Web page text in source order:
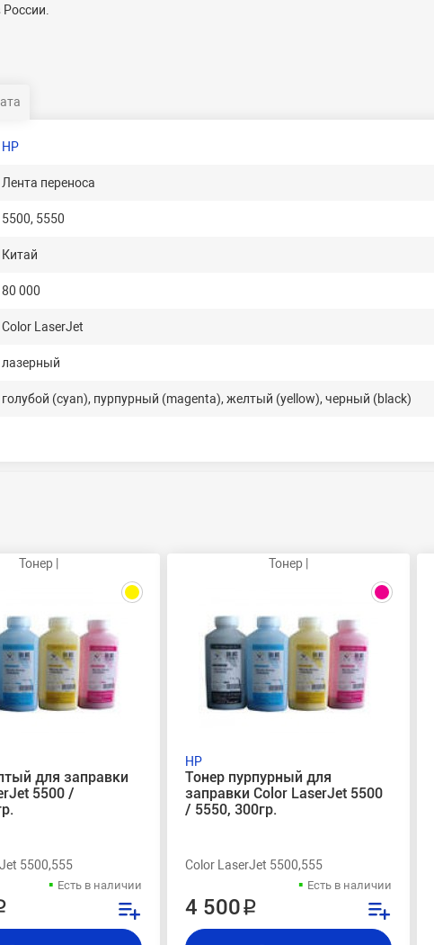
HP
Лента переноса
5500, 5550
Китай
80 000
Color LaserJet
лазерный
голубой (cyan), пурпурный (magenta), желтый (yellow), черный (black)
Тонер |
для заправки
5500 /
5500,555
Есть в наличии
Тонер |
HP
Тонер пурпурный для
заправки Color LaserJet 5500
/ 5550, 300гр.
Color LaserJet 5500,555
Есть в наличии
4 500 ₽